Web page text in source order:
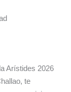
Arístides 2026
te